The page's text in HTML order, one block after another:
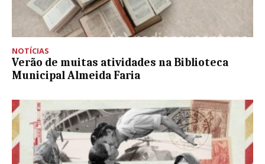
NOTÍCIAS
Verão de muitas atividades na Biblioteca
Municipal Almeida Faria